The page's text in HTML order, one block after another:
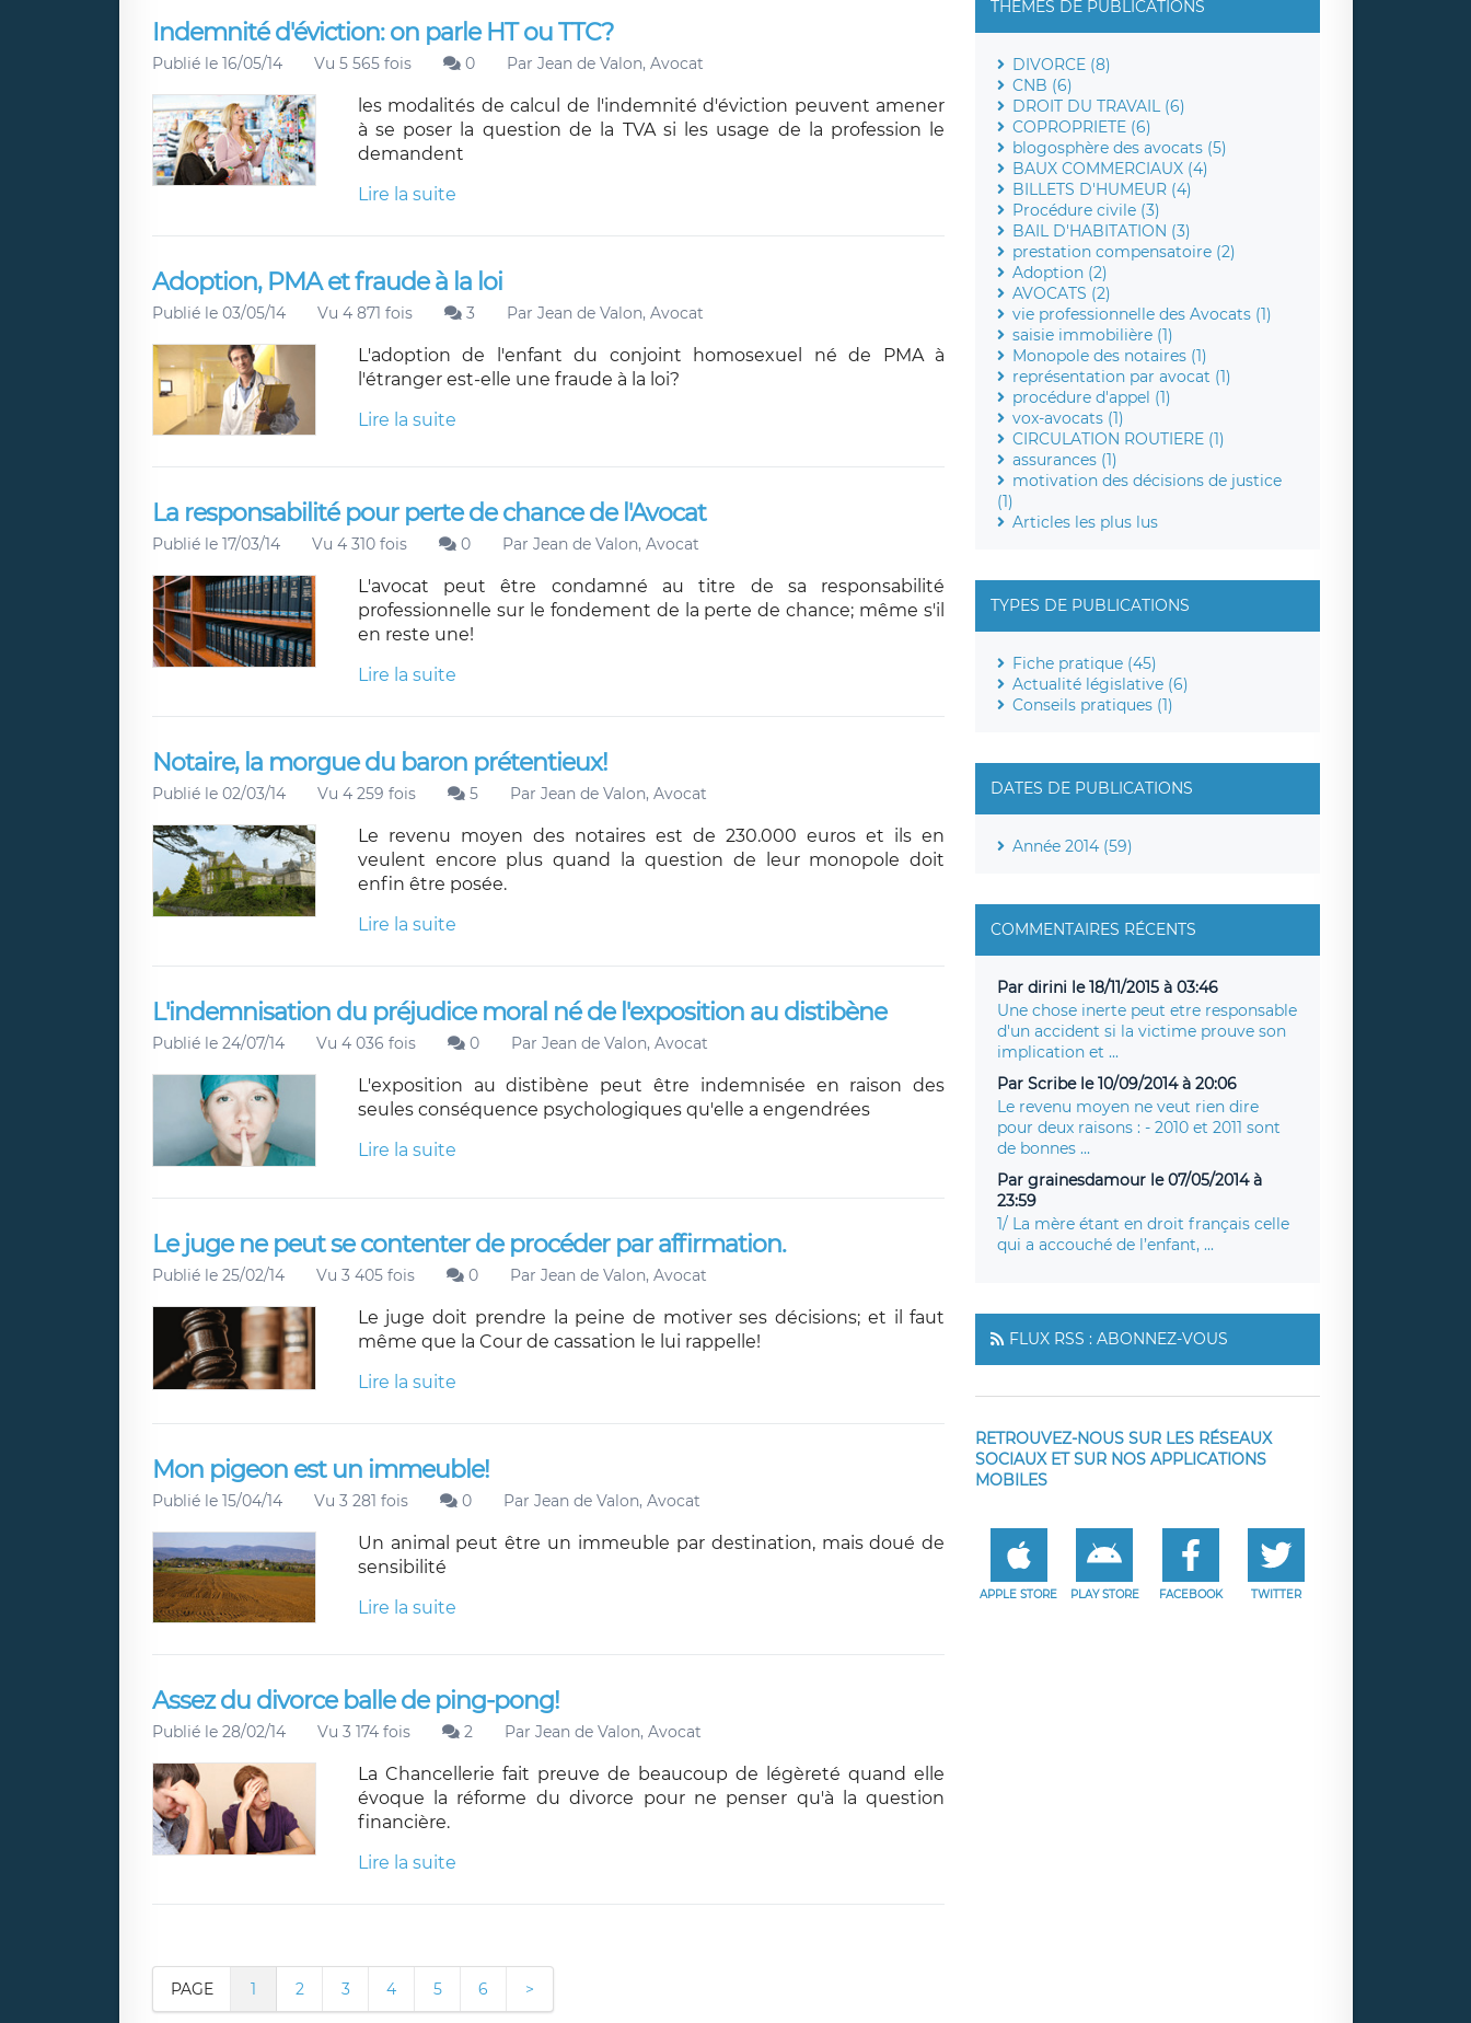
Indemnité d'éviction: on parle HT ou TTC?
Publié le 16/05/14 Vu 5 565 fois 0 Par Jean de Valon, Avocat
les modalités de calcul de l'indemnité d'éviction peuvent amener
à se poser la question de la TVA si les usage de la profession le
demandent
Lire la suite
Adoption, PMA et fraude à la loi
Publié le 03/05/14 Vu 4 871 fois 3 Par Jean de Valon, Avocat
L'adoption de l'enfant du conjoint homosexuel né de PMA à
l'étranger est-elle une fraude à la loi?
Lire la suite
La responsabilité pour perte de chance de l'Avocat
Publié le 17/03/14 Vu 4 310 fois 0 Par Jean de Valon, Avocat
L'avocat peut être condamné au titre de sa responsabilité
professionnelle sur le fondement de la perte de chance; même s'il
en reste une!
Lire la suite
Notaire, la morgue du baron prétentieux!
Publié le 02/03/14 Vu 4 259 fois 5 Par Jean de Valon, Avocat
Le revenu moyen des notaires est de 230.000 euros et ils en
veulent encore plus quand la question de leur monopole doit
enfin être posée.
Lire la suite
L'indemnisation du préjudice moral né de l'exposition au distibène
Publié le 24/07/14 Vu 4 036 fois 0 Par Jean de Valon, Avocat
L'exposition au distibène peut être indemnisée en raison des
seules conséquence psychologiques qu'elle a engendrées
Lire la suite
Le juge ne peut se contenter de procéder par affirmation.
Publié le 25/02/14 Vu 3 405 fois 0 Par Jean de Valon, Avocat
Le juge doit prendre la peine de motiver ses décisions; et il faut
même que la Cour de cassation le lui rappelle!
Lire la suite
Mon pigeon est un immeuble!
Publié le 15/04/14 Vu 3 281 fois 0 Par Jean de Valon, Avocat
Un animal peut être un immeuble par destination, mais doué de
sensibilité
Lire la suite
Assez du divorce balle de ping-pong!
Publié le 28/02/14 Vu 3 174 fois 2 Par Jean de Valon, Avocat
La Chancellerie fait preuve de beaucoup de légèreté quand elle
évoque la réforme du divorce pour ne penser qu'à la question
financière.
Lire la suite
PAGE 1 2 3 4 5 6 >
THÈMES DE PUBLICATIONS
DIVORCE (8)
CNB (6)
DROIT DU TRAVAIL (6)
COPROPRIETE (6)
blogosphère des avocats (5)
BAUX COMMERCIAUX (4)
BILLETS D'HUMEUR (4)
Procédure civile (3)
BAIL D'HABITATION (3)
prestation compensatoire (2)
Adoption (2)
AVOCATS (2)
vie professionnelle des Avocats (1)
saisie immobilière (1)
Monopole des notaires (1)
représentation par avocat (1)
procédure d'appel (1)
vox-avocats (1)
CIRCULATION ROUTIERE (1)
assurances (1)
motivation des décisions de justice
(1)
Articles les plus lus
TYPES DE PUBLICATIONS
Fiche pratique (45)
Actualité législative (6)
Conseils pratiques (1)
DATES DE PUBLICATIONS
Année 2014 (59)
COMMENTAIRES RÉCENTS
Par dirini le 18/11/2015 à 03:46
Une chose inerte peut etre responsable
d'un accident si la victime prouve son
implication et ...
Par Scribe le 10/09/2014 à 20:06
Le revenu moyen ne veut rien dire
pour deux raisons : - 2010 et 2011 sont
de bonnes ...
Par grainesdamour le 07/05/2014 à
23:59
1/ La mère étant en droit français celle
qui a accouché de l’enfant, ...
FLUX RSS : ABONNEZ-VOUS
RETROUVEZ-NOUS SUR LES RÉSEAUX
SOCIAUX ET SUR NOS APPLICATIONS
MOBILES
APPLE STORE PLAY STORE FACEBOOK TWITTER